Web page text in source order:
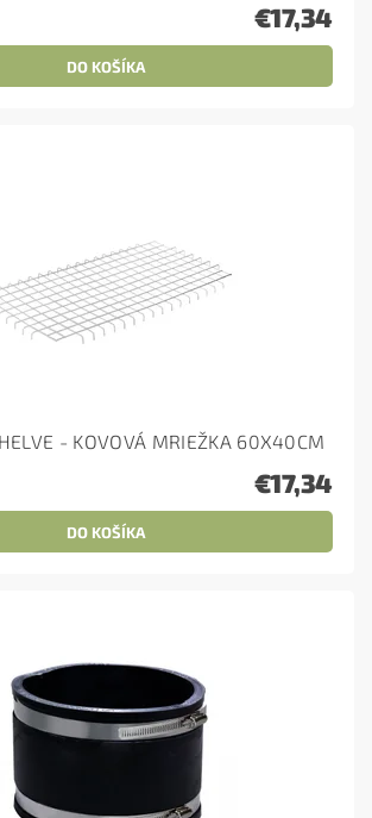
€17,34
- KOVOVÁ MRIEŽKA 60X40CM
€17,34